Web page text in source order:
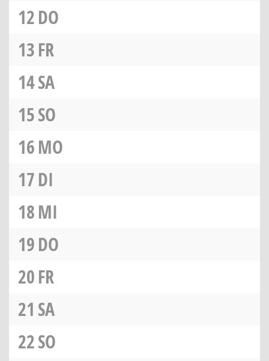
12DO
13FR
14SA
15SO
16MO
17DI
18MI
19DO
20FR
21 SA
22SO